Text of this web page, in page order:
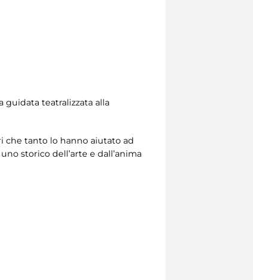
guidata teatralizzata alla
che tanto lo hanno aiutato ad
storico dell’arte e dall’anima